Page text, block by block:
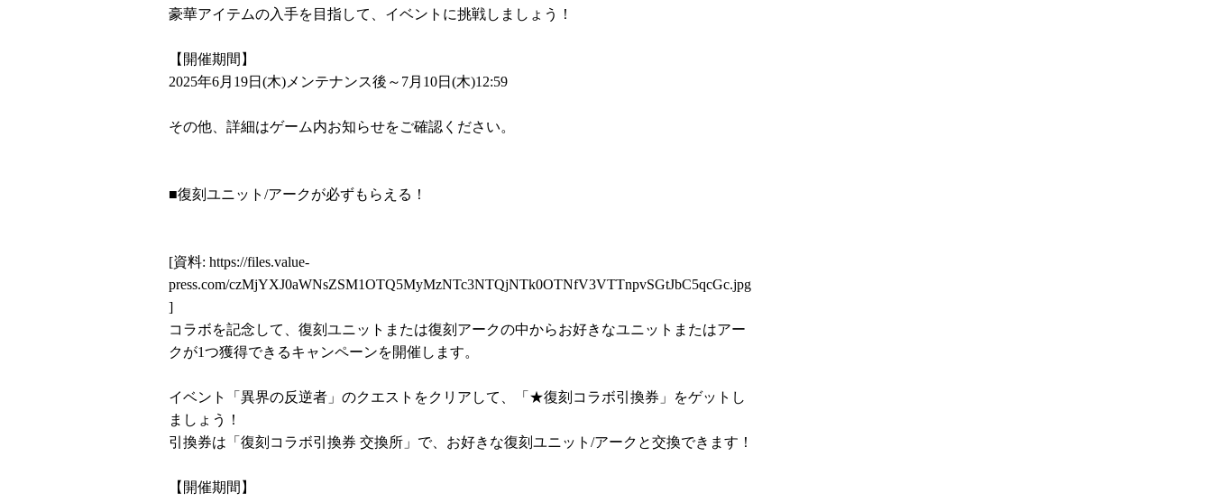
豪華アイテムの入手を目指して、イベントに挑戦しましょう！
【開催期間】
2025年6月19日(木)メンテナンス後～7月10日(木)12:59
その他、詳細はゲーム内お知らせをご確認ください。
■復刻ユニット/アークが必ずもらえる！
[資料: https://files.value-
press.com/czMjYXJ0aWNsZSM1OTQ5MyMzNTc3NTQjNTk0OTNfV3VTTnpvSGtJbC5qcGc.jpg
]
コラボを記念して、復刻ユニットまたは復刻アークの中からお好きなユニットまたはアー
クが1つ獲得できるキャンペーンを開催します。
イベント「異界の反逆者」のクエストをクリアして、「★復刻コラボ引換券」をゲットし
ましょう！
引換券は「復刻コラボ引換券 交換所」で、お好きな復刻ユニット/アークと交換できます！
【開催期間】